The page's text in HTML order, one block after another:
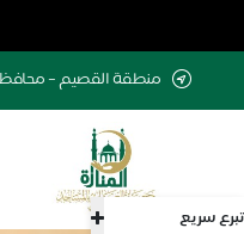
تبرع سريع
منطقة القصيم –